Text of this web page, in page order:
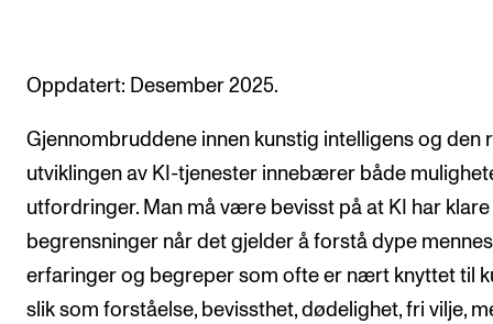
IT og digitale tjenester
Innkjøp og økonomi
Kommunikasjon
Rom og bygg
Oppdatert: Desember 2025.
Gjennombruddene innen kunstig intelligens og den
utviklingen av KI-tjenester innebærer både
utfordringer. Man må være bevisst på at KI har klare
begrensninger når det gjelder å forstå dype
erfaringer og begreper som ofte er nært knyttet til
slik som forståelse, bevissthet, dødelighet, fri vilje,